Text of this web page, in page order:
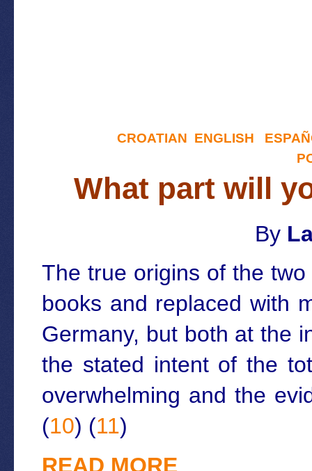
CROATIAN ENGLISH
What part will
By
The true origins of the
books and replaced with
Germany, but both at the
the stated intent of the
overwhelming and the
(10) (11)
READ MORE